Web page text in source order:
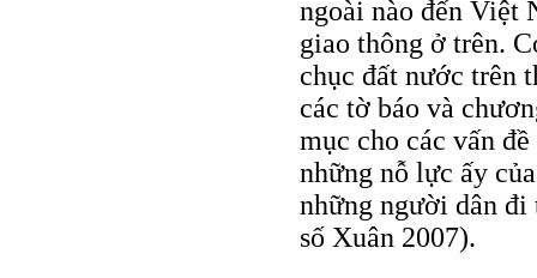
ngoài nào đến Việt
giao thông ở trên.
chục đất nước trên
các tờ báo và
mục cho các vấn
những nỗ lực ấy
những người dân
số Xuân 2007).